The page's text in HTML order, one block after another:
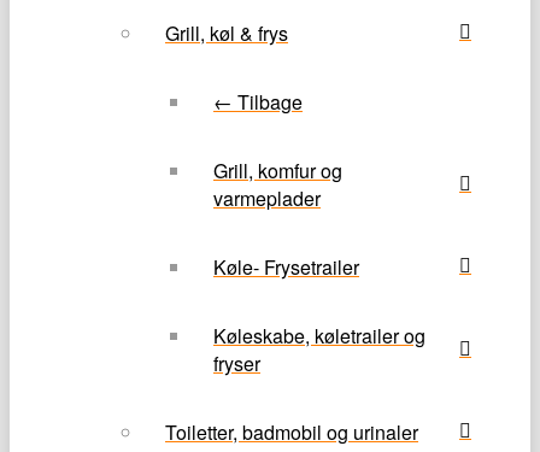
Grill, køl & frys
← Tilbage
Grill, komfur og
varmeplader
Køle- Frysetrailer
Køleskabe, køletrailer og
fryser
Toiletter, badmobil og urinaler